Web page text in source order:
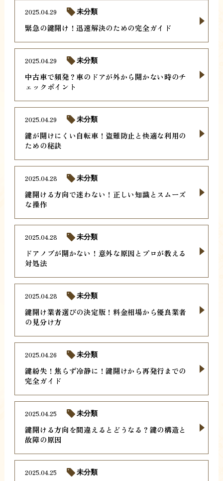
緊急の鍵開け！迅速解決のための完全ガイド
2025.04.29 未分類
中古車で頻発？車のドアが外から開かない時のチ
ェックポイント
2025.04.29 未分類
鍵が開けにくい自転車！盗難防止と快適な利用の
ための秘訣
2025.04.29 未分類
鍵開ける方向で迷わない！正しい知識とスムーズ
な操作
2025.04.28 未分類
ドアノブが開かない！意外な原因とプロが教える
対処法
2025.04.28 未分類
鍵開け業者選びの決定版！料金相場から優良業者
の見分け方
2025.04.28 未分類
鍵紛失！焦らず冷静に！鍵開けから再発行までの
完全ガイド
2025.04.26 未分類
鍵開ける方向を間違えるとどうなる？鍵の構造と
故障の原因
2025.04.25 未分類
2025.04.25 未分類